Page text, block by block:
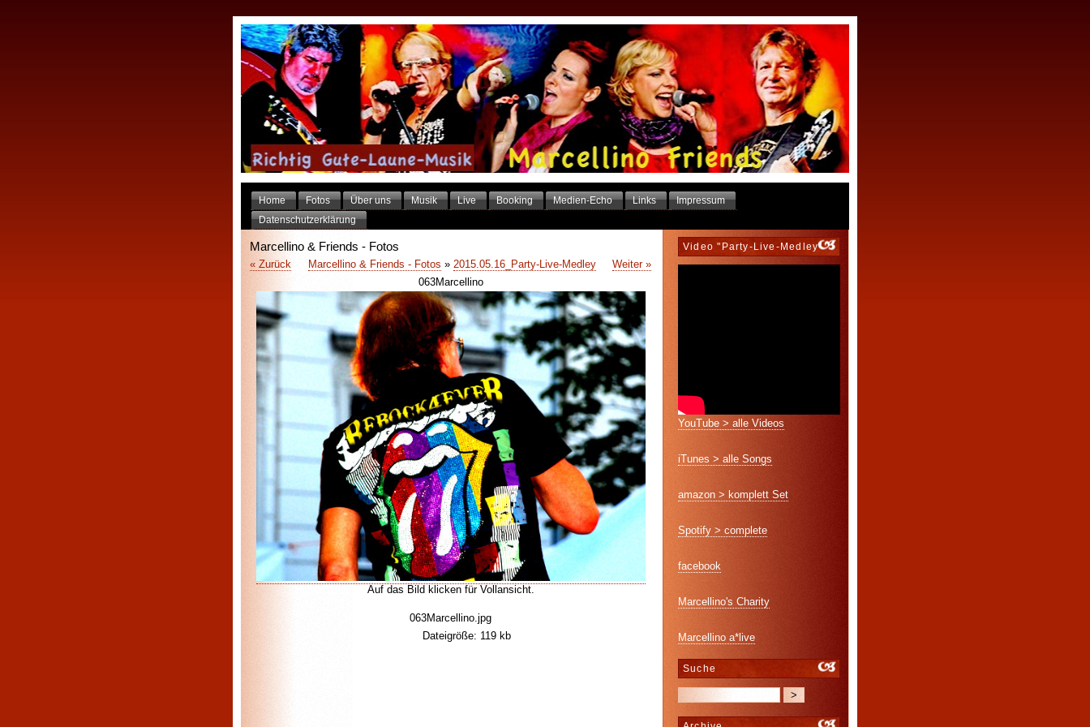
Home Fotos Über uns Musik Live Booking Medien-Echo Links
Impressum
Datenschutzerklärung
Marcellino & Friends - Fotos
Marcellino & Friends - Fotos » 2015.05.16_Party-Live-Medley
« Zurück
Weiter »
063Marcellino
Auf das Bild klicken für Vollansicht.
063Marcellino.jpg
Dateigröße: 119 kb
Video "Party-Live-Medley"
YouTube > alle Videos
iTunes > alle Songs
amazon > komplett Set
Spotify > complete
facebook
Marcellino's Charity
Marcellino a*live
Suche